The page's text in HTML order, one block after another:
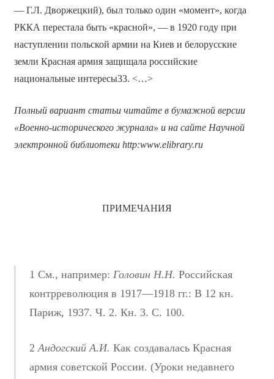
— Г.Л. Дворжецкий), был только один «момент», когда
РККА перестала быть «красной», — в 1920 году при
наступлении польской армии на Киев и белорусские
земли Красная армия защищала российские
национальные интересы33. <…>
Полный вариант статьи читайте в бумажной версии
«Военно-исторического журнала» и на сайте Научной
электронной библиотеки http:www.elibrary.ru
ПРИМЕЧАНИЯ
1 См., например: Головин Н.Н. Российская
контрреволюция в 1917—1918 гг.: В 12 кн.
Париж, 1937. Ч. 2. Кн. 3. С. 100.
2Андогский А.И. Как создавалась Красная
армия советской России. (Уроки недавнего